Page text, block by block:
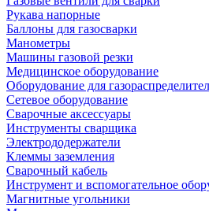
Рукава напорные
Баллоны для газосварки
Манометры
Машины газовой резки
Медицинское оборудование
Оборудование для
Сетевое оборудование
Сварочные аксессуары
Инструменты сварщика
Электрододержатели
Клеммы заземления
Сварочный кабель
Инструмент и вспомогательное
Магнитные угольники